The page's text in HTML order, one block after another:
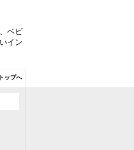
ベビ
イン
ップへ